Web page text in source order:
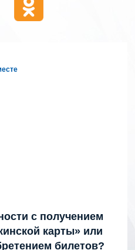
с получением
карты» или
билетов?